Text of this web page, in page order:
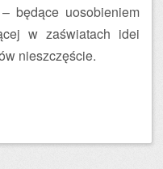
będące uosobieniem
w zaświatach idei
nieszczęście.